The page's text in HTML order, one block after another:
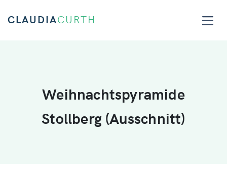
CLAUDIACURTH
Weihnachtspyramide
Stollberg (Ausschnitt)